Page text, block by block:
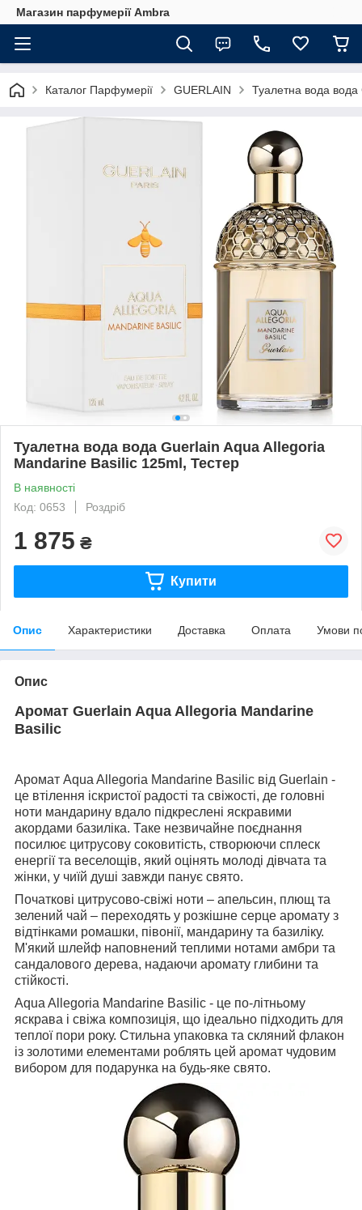
Магазин парфумерії Ambra
Каталог Парфумерії GUERLAIN Туалетна вода
Туалетна вода вода Guerlain Aqua Allegoria
Mandarine Basilic 125ml, Тестер
В наявності
Код: 0653
Роздріб
1 875 ₴
Купити
Опис Характеристики Доставка Оплата Умови
Опис
Аромат Guerlain Aqua Allegoria Mandarine
Basilic
Аромат Aqua Allegoria Mandarine Basilic від Guerlain -
це втілення іскристої радості та свіжості, де головні
ноти мандарину вдало підкреслені яскравими
акордами базиліка. Таке незвичайне поєднання
посилює цитрусову соковитість, створюючи сплеск
енергії та веселощів, який оцінять молоді дівчата та
жінки, у чиїй душі завжди панує свято.
Початкові цитрусово-свіжі ноти – апельсин, плющ та
зелений чай – переходять у розкішне серце аромату з
відтінками ромашки, півонії, мандарину та базиліку.
М'який шлейф наповнений теплими нотами амбри та
сандалового дерева, надаючи аромату глибини та
стійкості.
Aqua Allegoria Mandarine Basilic - це по-літньому
яскрава і свіжа композиція, що ідеально підходить для
теплої пори року. Стильна упаковка та скляний флакон
із золотими елементами роблять цей аромат чудовим
вибором для подарунка на будь-яке свято.